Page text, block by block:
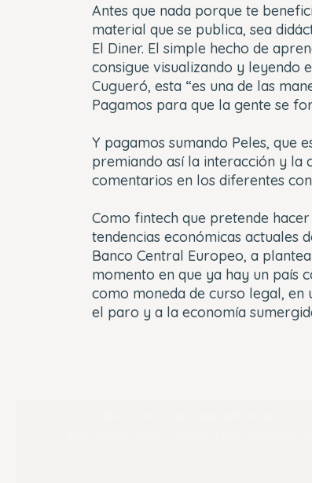
Antes que nada porque te
material que se publica, sea
El Diner. El simple hecho de
consigue visualizando y leyendo
Cugueró, esta “es una de las
Pagamos para que la gente se
Y pagamos sumando Peles, que
premiando así la interacción y la
comentarios en los diferentes
Como fintech que pretende
tendencias económicas actuales
Banco Central Europeo, a
momento en que ya hay un país
como moneda de curso legal,
el paro y a la economía